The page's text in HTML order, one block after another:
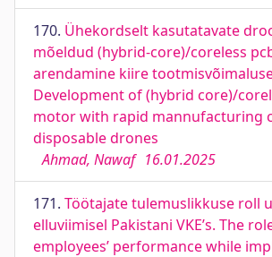
170. Ühekordselt kasutatavate
mõeldud (hybrid-core)/coreless
arendamine kiire
Development of (hybrid core)/
motor with rapid mannufacturing
disposable drones
Ahmad, Nawaf 16.01.2025
171. Töötajate tulemuslikkuse roll
elluviimisel Pakistani VKE’s. The
employees’ performance while